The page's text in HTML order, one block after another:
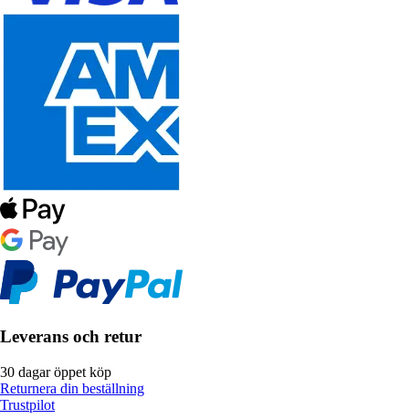
Leverans och retur
30 dagar öppet köp
Returnera din beställning
Trustpilot